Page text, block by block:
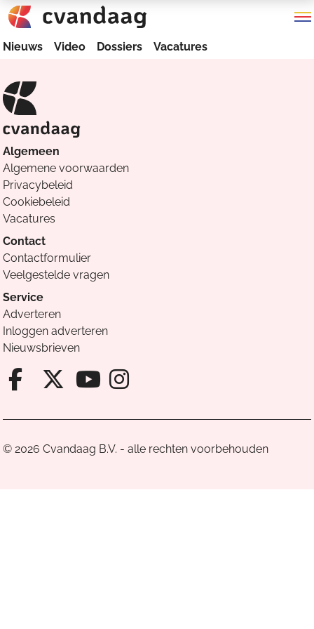
Nieuws Video Dossiers Vacatures
Algemeen
Algemene voorwaarden
Privacybeleid
Cookiebeleid
Vacatures
Contact
Contactformulier
Veelgestelde vragen
Service
Adverteren
Inloggen adverteren
Nieuwsbrieven
Facebook van Cvandaag
X van Cvandaag
Instagram van
© 2026 Cvandaag B.V. - alle rechten voorbehouden